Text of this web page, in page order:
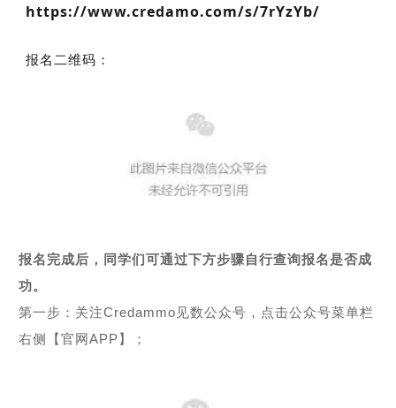
https://www.credamo.com/s/7rYzYb/
报名二维码：
报名完成后，同学们可通过下方步骤自行查询报名是否成
功。
第一步：关注Credammo见数公众号，点击公众号菜单栏
右侧【官网APP】；